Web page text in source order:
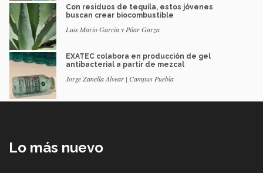
Con residuos de tequila, estos jóvenes
buscan crear biocombustible
Luis Mario García y Pilar Garza
EXATEC colabora en producción de gel
antibacterial a partir de mezcal
Jorge Zanella Alvear | Campus Puebla
Lo más nuevo